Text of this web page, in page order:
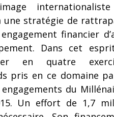
une stratégie de
financier
Dans cet
en quatre
pris en ce domaine
du
Un effort de 1,7